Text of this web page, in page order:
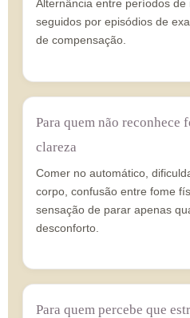
Alternância entre períodos
seguidos por episódios de
de compensação.
Para quem não reconhece
clareza
Comer no automático,
corpo, confusão entre fome
sensação de parar apenas
desconforto.
Para quem percebe que